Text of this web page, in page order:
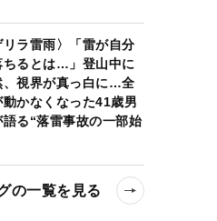
リラ雷雨〉「雷が自分
ちるとは…」登山中に
、視界が真っ白に…全
動かなくなった41歳男
語る“落雷事故の一部始
の一覧を見る